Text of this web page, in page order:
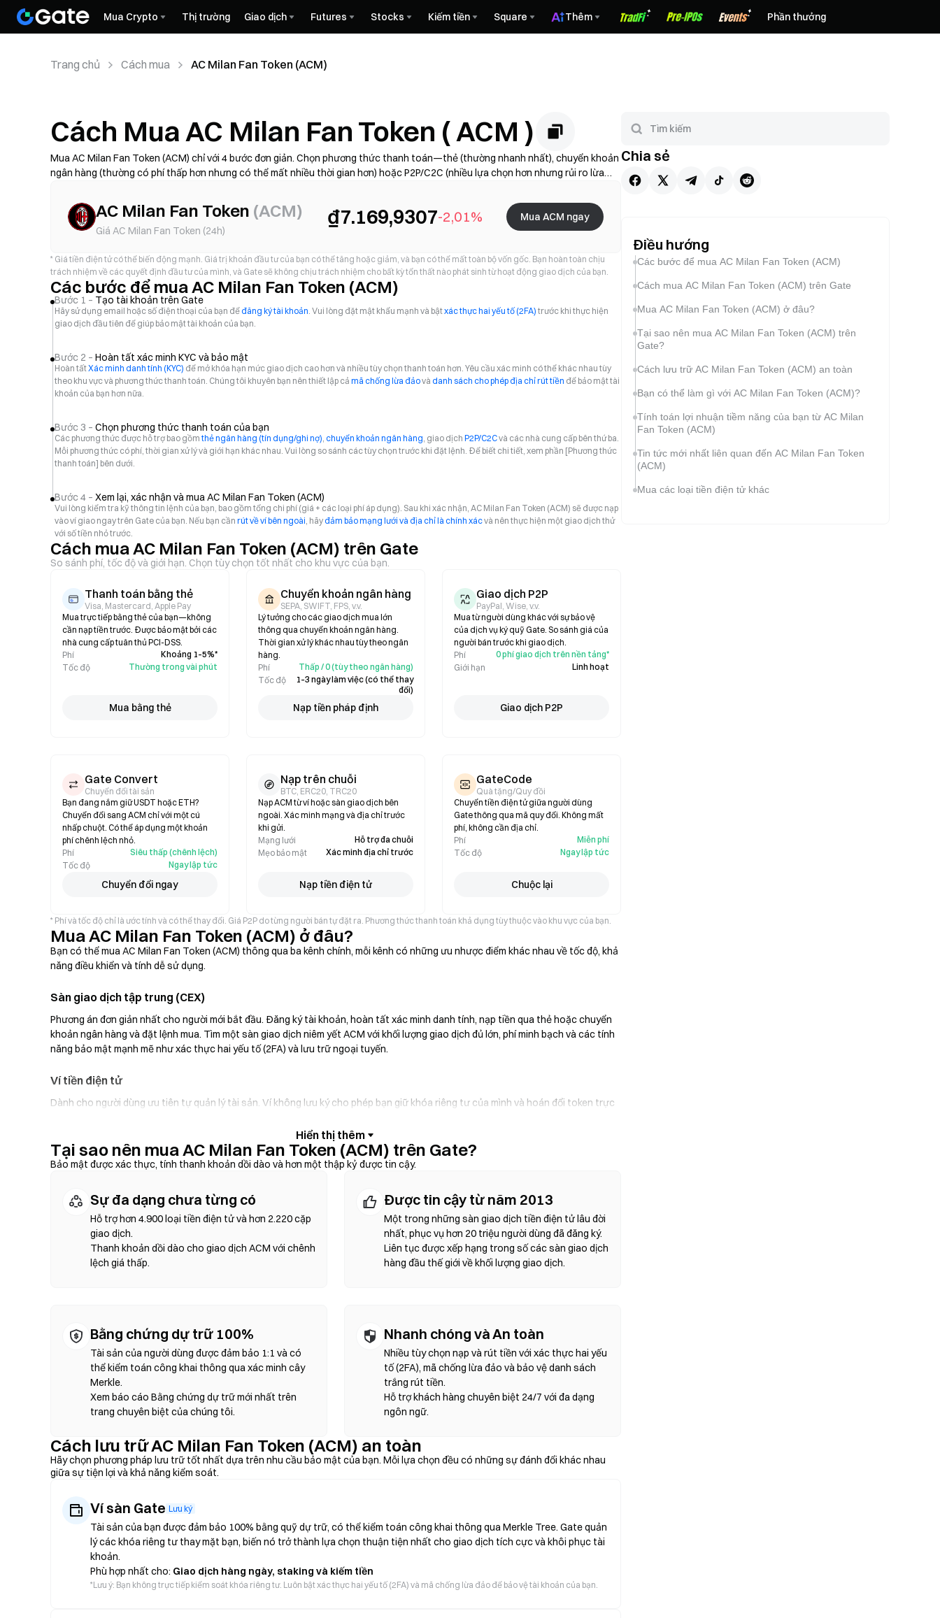
Mua Crypto Thị trường Giao dịch Futures Stocks Kiếm tiền Square Thêm Phần thưởng
Trang chủ Cách mua AC Milan Fan Token (ACM)
Cách Mua AC Milan Fan Token ( ACM )
Mua AC Milan Fan Token (ACM) chỉ với 4 bước đơn giản. Chọn phương thức thanh toán—thẻ (thường nhanh nhất), chuyển khoản
ngân hàng (thường có phí thấp hơn nhưng có thể mất nhiều thời gian hơn) hoặc P2P/C2C (nhiều lựa chọn hơn nhưng rủi ro lừa
khoản của bạn bằng xác thực hai yếu tố (2FA). Tính khả dụng, giới hạn, phí và thời gian xử lý khác nhau tùy theo khu vực và nhà
cung cấp. AC Milan Fan Token (ACM)
Giá AC Milan Fan Token (24h)
₫7.169,9307-2,01% Mua ACM ngay
* Giá tiền điện tử có thể biến động mạnh. Giá trị khoản đầu tư của bạn có thể tăng hoặc giảm, và bạn có thể mất toàn bộ vốn gốc. Bạn hoàn toàn chịu
trách nhiệm về các quyết định đầu tư của mình, và Gate sẽ không chịu trách nhiệm cho bất kỳ tổn thất nào phát sinh từ hoạt động giao dịch của bạn.
Các bước để mua AC Milan Fan Token (ACM)
Bước 1 – Tạo tài khoản trên Gate
Hãy sử dụng email hoặc số điện thoại của bạn để đăng ký tài khoản. Vui lòng đặt mật khẩu mạnh và bậtxác thực hai yếu tố (2FA) trước khi thực hiện
giao dịch đầu tiên để giúp bảo mật tài khoản của bạn.
Bước 2 – Hoàn tất xác minh KYC và bảo mật
Hoàn tấtXác minh danh tính (KYC) để mở khóa hạn mức giao dịch cao hơn và nhiều tùy chọn thanh toán hơn. Yêu cầu xác minh có thể khác nhau tùy
theo khu vực và phương thức thanh toán. Chúng tôi khuyên bạn nên thiết lập cả mã chống lừa đảovà danh sách cho phép địa chỉ rút tiền để bảo mật tài
khoản của bạn hơn nữa.
Bước 3 – Chọn phương thức thanh toán của bạn
Các phương thức được hỗ trợ bao gồm thẻ ngân hàng (tín dụng/ghi nợ), chuyển khoản ngân hàng, giao dịch P2P/C2Cvà các nhà cung cấp bên thứ ba.
Mỗi phương thức có phí, thời gian xử lý và giới hạn khác nhau. Vui lòng so sánh các tùy chọn trước khi đặt lệnh. Để biết chi tiết, xem phần [Phương thức
thanh toán] bên dưới.
Bước 4 – Xem lại, xác nhận và mua AC Milan Fan Token (ACM)
Vui lòng kiểm tra kỹ thông tin lệnh của bạn, bao gồm tổng chi phí (giá + các loại phí áp dụng). Sau khi xác nhận, AC Milan Fan Token (ACM) sẽ được nạp
vào ví giao ngay trên Gate của bạn. Nếu bạn cần rút về ví bên ngoài, hãy đảm bảo mạng lưới và địa chỉ là chính xácvà nên thực hiện một giao dịch thử
với số tiền nhỏ trước.
Cách mua AC Milan Fan Token (ACM) trên Gate
So sánh phí, tốc độ và giới hạn. Chọn tùy chọn tốt nhất cho khu vực của bạn.
Thanh toán bằng thẻ
Visa, Mastercard, Apple Pay
Mua trực tiếp bằng thẻ của bạn—không
cần nạp tiền trước. Được bảo mật bởi các
nhà cung cấp tuân thủ PCI-DSS.
Phí
Khoảng 1–5%*
Tốc độ
Thường trong vài phút
Mua bằng thẻ
Chuyển khoản ngân hàng
SEPA, SWIFT, FPS, v.v.
Lý tưởng cho các giao dịch mua lớn
thông qua chuyển khoản ngân hàng.
Thời gian xử lý khác nhau tùy theo ngân
hàng.
Phí
Thấp / 0 (tùy theo ngân hàng)
Tốc độ
1–3 ngày làm việc (có thể thay
đổi)
Nạp tiền pháp định
Giao dịch P2P
PayPal, Wise, v.v.
Mua từ người dùng khác với sự bảo vệ
của dịch vụ ký quỹ Gate. So sánh giá của
người bán trước khi giao dịch.
Phí
0 phí giao dịch trên nền tảng*
Giới hạn
Linh hoạt
Giao dịch P2P
Gate Convert
Chuyển đổi tài sản
Bạn đang nắm giữ USDT hoặc ETH?
Chuyển đổi sang ACM chỉ với một cú
nhấp chuột. Có thể áp dụng một khoản
phí chênh lệch nhỏ.
Phí
Siêu thấp (chênh lệch)
Tốc độ
Ngay lập tức
Chuyển đổi ngay
Nạp trên chuỗi
BTC, ERC20, TRC20
Nạp ACM từ ví hoặc sàn giao dịch bên
ngoài. Xác minh mạng và địa chỉ trước
khi gửi.
Mạng lưới
Hỗ trợ đa chuỗi
Mẹo bảo mật
Xác minh địa chỉ trước
Nạp tiền điện tử
GateCode
Quà tặng/Quy đồi
Chuyển tiền điện tử giữa người dùng
Gate thông qua mã quy đổi. Không mất
phí, không cần địa chỉ.
Phí
Miễn phí
Tốc độ
Ngay lập tức
Chuộc lại
* Phí và tốc độ chỉ là ước tính và có thể thay đổi. Giá P2P do từng người bán tự đặt ra. Phương thức thanh toán khả dụng tùy thuộc vào khu vực của bạn.
Mua AC Milan Fan Token (ACM) ở đâu?
Bạn có thể mua AC Milan Fan Token (ACM) thông qua ba kênh chính, mỗi kênh có những ưu nhược điểm khác nhau về tốc độ, khả
năng điều khiển và tính dễ sử dụng.
Sàn giao dịch tập trung (CEX)
Phương án đơn giản nhất cho người mới bắt đầu. Đăng ký tài khoản, hoàn tất xác minh danh tính, nạp tiền qua thẻ hoặc chuyển
khoản ngân hàng và đặt lệnh mua. Tìm một sàn giao dịch niêm yết ACM với khối lượng giao dịch đủ lớn, phí minh bạch và các tính
năng bảo mật mạnh mẽ như xác thực hai yếu tố (2FA) và lưu trữ ngoại tuyến.
Ví tiền điện tử
Dành cho người dùng ưu tiên tự quản lý tài sản. Ví không lưu ký cho phép bạn giữ khóa riêng tư của mình và hoán đổi token trực
qua sàn giao dịch trước. Luôn sao lưu cụm từ hạt giống và xác minh địa chỉ hợp đồng trước khi xác nhận bất kỳ giao dịch nào.
Sàn giao dịch phi tập trung (DEX)
dịch hoán đổi trên chuỗi—không cần đăng ký hoặc xác minh danh tính. Kết nối ví tương thích, chọn cặp token, thiết lập mức độ
trượt giá và xác nhận giao dịch. Lưu ý rằng phí gas sẽ được áp dụng và giá có thể khác với thị trường tập trung do độ sâu thanh
khoản. Hầu hết hoạt động của DEX diễn ra trên các chuỗi tương thích EVM như Ethereum, BNB Chain và Polygon.
Tại sao nên mua AC Milan Fan Token (ACM) trên Gate?
Bảo mật được xác thực, tính thanh khoản dồi dào và hơn một thập kỷ được tin cậy.
Sự đa dạng chưa từng có
Hỗ trợ hơn 4.900 loại tiền điện tử và hơn 2.220 cặp
giao dịch.
Thanh khoản dồi dào cho giao dịch ACM với chênh
lệch giá thấp.
Được tin cậy từ năm 2013
Một trong những sàn giao dịch tiền điện tử lâu đời
nhất, phục vụ hơn 20 triệu người dùng đã đăng ký.
Liên tục được xếp hạng trong số các sàn giao dịch
hàng đầu thế giới về khối lượng giao dịch.
Bằng chứng dự trữ 100%
Tài sản của người dùng được đảm bảo 1:1 và có
thể kiểm toán công khai thông qua xác minh cây
Merkle.
Xem báo cáo Bằng chứng dự trữ mới nhất trên
trang chuyên biệt của chúng tôi.
Nhanh chóng và An toàn
Nhiều tùy chọn nạp và rút tiền với xác thực hai yếu
tố (2FA), mã chống lừa đảo và bảo vệ danh sách
trắng rút tiền.
Hỗ trợ khách hàng chuyên biệt 24/7 với đa dạng
ngôn ngữ.
Cách lưu trữ AC Milan Fan Token (ACM) an toàn
Hãy chọn phương pháp lưu trữ tốt nhất dựa trên nhu cầu bảo mật của bạn. Mỗi lựa chọn đều có những sự đánh đổi khác nhau
giữa sự tiện lợi và khả năng kiểm soát.
Ví sàn Gate Lưu ký
Tài sản của bạn được đảm bảo 100% bằng quỹ dự trữ, có thể kiểm toán công khai thông qua Merkle Tree. Gate quản
lý các khóa riêng tư thay mặt bạn, biến nó trở thành lựa chọn thuận tiện nhất cho giao dịch tích cực và khôi phục tài
khoản.
Phù hợp nhất cho: Giao dịch hàng ngày, staking và kiếm tiền
*Lưu ý: Bạn không trực tiếp kiểm soát khóa riêng tư. Luôn bật xác thực hai yếu tố (2FA) và mã chống lừa đảo để bảo vệ tài khoản của bạn.
Chia sẻ
Điều hướng
Các bước để mua AC Milan Fan Token (ACM)
Cách mua AC Milan Fan Token (ACM) trên Gate
Mua AC Milan Fan Token (ACM) ở đâu?
Tại sao nên mua AC Milan Fan Token (ACM) trên
Gate?
Cách lưu trữ AC Milan Fan Token (ACM) an toàn
Bạn có thể làm gì với AC Milan Fan Token (ACM)?
Tính toán lợi nhuận tiềm năng của bạn từ AC Milan
Fan Token (ACM)
Tin tức mới nhất liên quan đến AC Milan Fan Token
(ACM)
Mua các loại tiền điện tử khác